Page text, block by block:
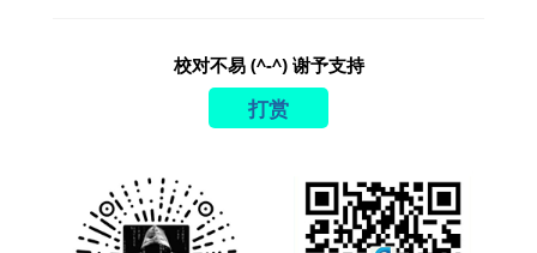
校对不易 (^-^) 谢予支持
打赏